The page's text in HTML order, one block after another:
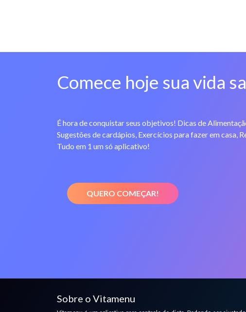
Comece hoje sua vida
É hora de conquistar seus objetivos! Dicas de
Sugestões de cardápios, Exercícios para fazer em casa,
Tudo em 1 um só aplicativo!
QUERO COMEÇAR!
Sobre o Vitamenu